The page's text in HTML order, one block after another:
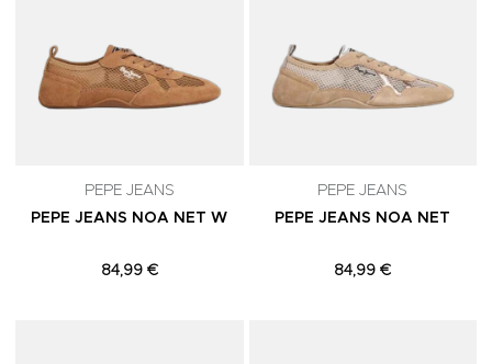
PEPE JEANS
PEPE JEANS NOA NET W
84,99 €
PEPE JEANS
PEPE JEANS NOA NET
84,99 €